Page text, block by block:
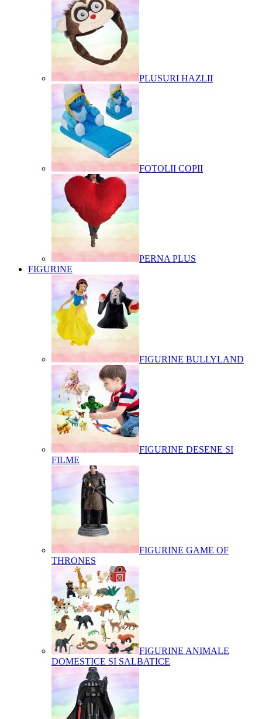
PLUSURI HAZLII
FOTOLII COPII
PERNA PLUS
FIGURINE
FIGURINE BULLYLAND
FIGURINE DESENE SI
FILME
FIGURINE GAME OF
THRONES
FIGURINE ANIMALE
DOMESTICE SI SALBATICE